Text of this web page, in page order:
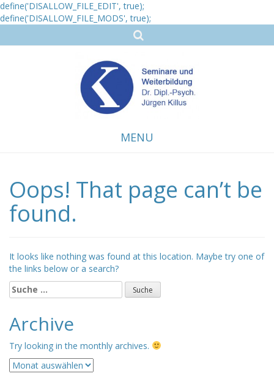
define('DISALLOW_FILE_EDIT', true);
define('DISALLOW_FILE_MODS', true);
MENU
to
content
Oops! That page can’t be
found.
It looks like nothing was found at this location. Maybe try one of
the links below or a search?
Suche
nach:
Archive
Try looking in the monthly archives.
Archive